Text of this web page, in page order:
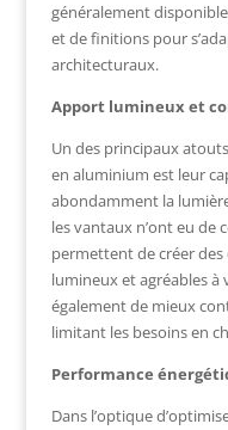
généralement
et de finitions pour
architecturaux.
Apport lumineux et
Un des principaux
en aluminium est leur
abondamment la
les vantaux n’ont eu de
permettent de créer des
lumineux et agréables
également de mieux
limitant les besoins en
Performance
Dans l’optique